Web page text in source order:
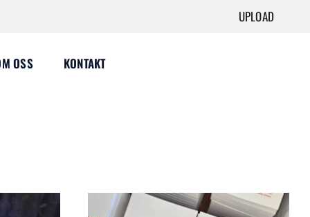
UPLOAD
OSS KONTAKT